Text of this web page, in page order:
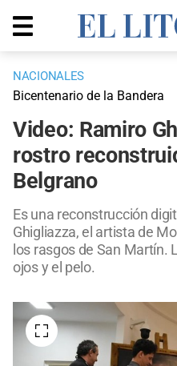
NACIONALES
Bicentenario de la Bandera
Video: Ramiro
rostro
Belgrano
Es una reconstrucción
Ghigliazza, el artista de
los rasgos de San Martín.
ojos y el pelo.